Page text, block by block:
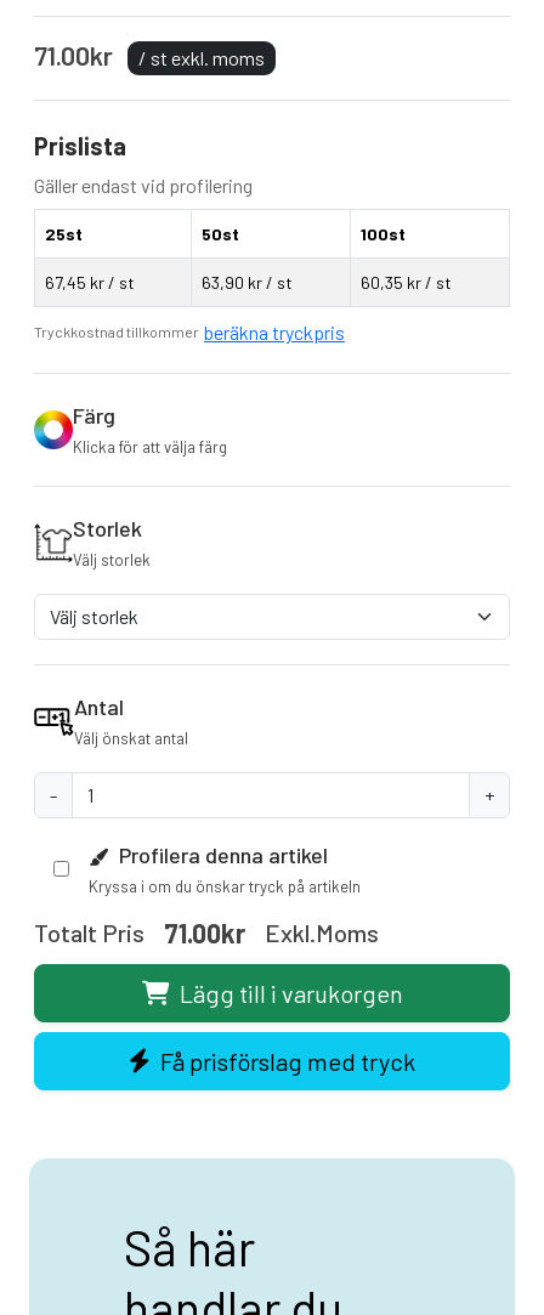
Kan bäras i hand eller över axeln
71.00kr / st exkl. moms
Prislista
Gäller endast vid profilering
25st 50st 100st
67,45 kr / st 63,90 kr / st 60,35 kr / st
Tryckkostnad tillkommer beräkna tryckpris
Färg
Klicka för att välja färg
Storlek
Välj storlek
Antal
Välj önskat antal
- +
Profilera denna artikel
Kryssa i om du önskar tryck på artikeln
Totalt Pris 71.00kr Exkl.moms
Lägg till i varukorgen
Få prisförslag med tryck
Så här